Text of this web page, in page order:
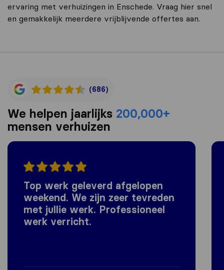
ervaring met verhuizingen in Enschede. Vraag hier snel
en gemakkelijk meerdere vrijblijvende offertes aan.
(686)
We helpen jaarlijks 200,000+
mensen verhuizen
Top werk geleverd afgelopen
weekend. We zijn zeer tevreden
met jullie werk. Professioneel
werk verricht.